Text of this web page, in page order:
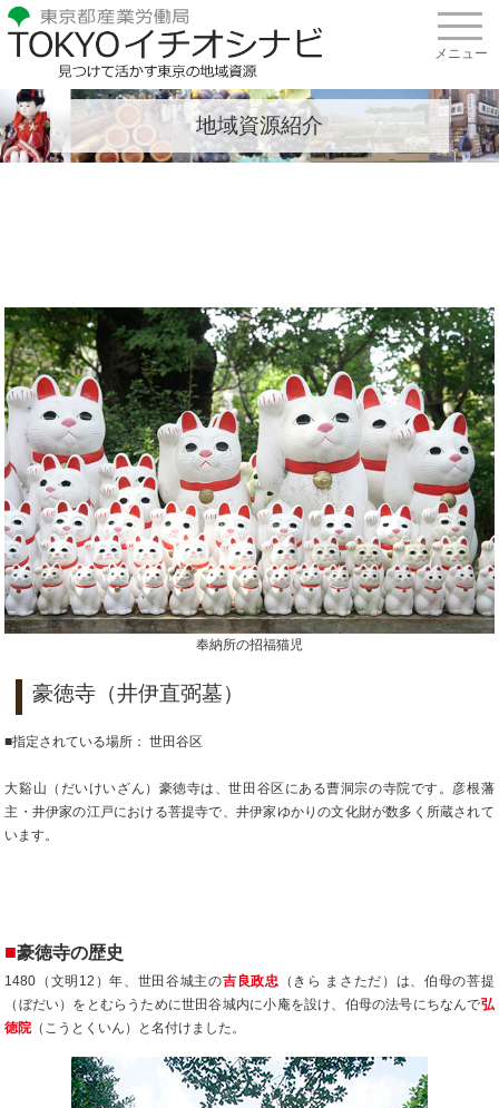
地域資源紹介
奉納所の招福猫児
豪徳寺（井伊直弼墓）
■指定されている場所： 世田谷区
大谿山（だいけいざん）豪徳寺は、世田谷区にある曹洞宗の寺院です。彦根藩
主・井伊家の江戸における菩提寺で、井伊家ゆかりの文化財が数多く所蔵されて
います。
■豪徳寺の歴史
1480（文明12）年、世田谷城主の吉良政忠 （きら まさただ）は、伯母の菩提
（ぼだい）をとむらうために世田谷城内に小庵を設け、伯母の法号にちなんで弘
徳院 （こうとくいん）と名付けました。